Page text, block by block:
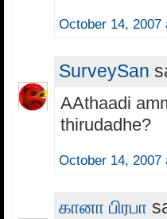
October 14, 2007
SurveySan
AAthaadi
thirudadhe?
October 14, 2007
கானா பிரபா